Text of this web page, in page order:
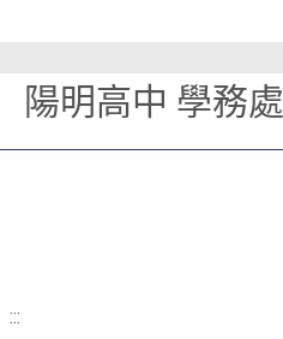
陽明高中 學務處
:::